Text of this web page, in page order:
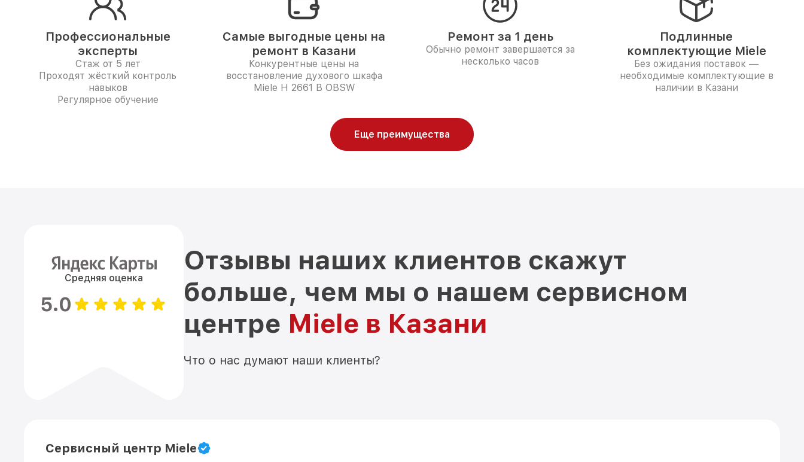
Профессиональные
эксперты
Стаж от 5 лет
Проходят жёсткий контроль
навыков
Регулярное обучение
Самые выгодные цены на
ремонт в Казани
Конкурентные цены на
восстановление духового шкафа
Miele H 2661 B OBSW
Ремонт за 1 день
Обычно ремонт завершается за
несколько часов
Подлинные
комплектующие Miele
Без ожидания поставок —
необходимые комплектующие в
наличии в Казани
Еще преимущества
Средняя оценка
5.0
Отзывы наших клиентов скажут
больше, чем мы о нашем сервисном
центре Miele в Казани
Что о нас думают наши клиенты?
Сервисный центр Miele